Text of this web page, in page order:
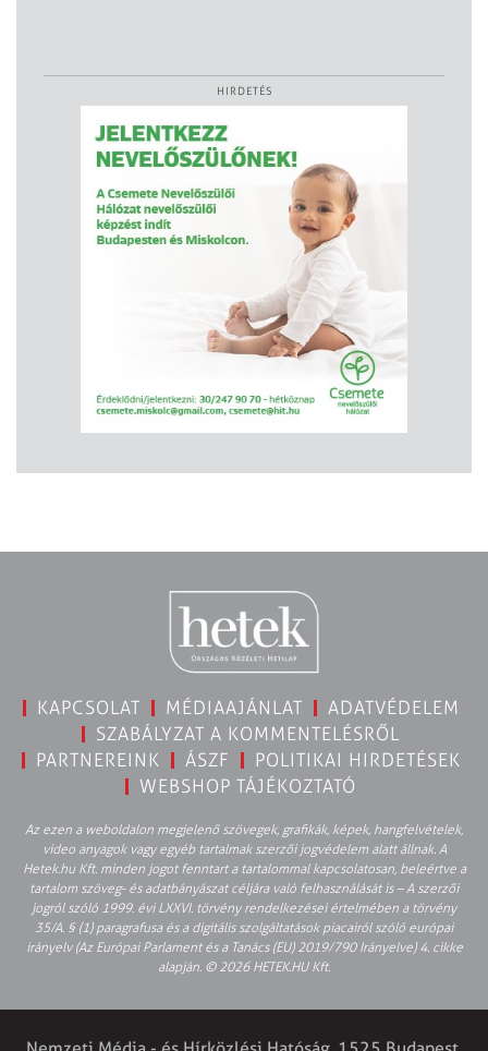
HIRDETÉS
KAPCSOLAT MÉDIAAJÁNLAT
ADATVÉDELEM
SZABÁLYZAT A KOMMENTELÉSRŐL
PARTNEREINK
ÁSZF
POLITIKAI HIRDETÉSEK
WEBSHOP TÁJÉKOZTATÓ
Az ezen a weboldalon megjelenő szövegek, grafikák, képek, hangfelvételek,
video anyagok vagy egyéb tartalmak szerzői jogvédelem alatt állnak. A
Hetek.hu Kft. minden jogot fenntart a tartalommal kapcsolatosan, beleértve a
tartalom szöveg- és adatbányászat céljára való felhasználását is – A szerzői
jogról szóló 1999. évi LXXVI. törvény rendelkezései értelmében a törvény
35/A. § (1) paragrafusa és a digitális szolgáltatások piacairól szóló európai
irányelv (Az Európai Parlament és a Tanács (EU) 2019/790 Irányelve) 4. cikke
alapján. © 2026 HETEK.HU Kft.